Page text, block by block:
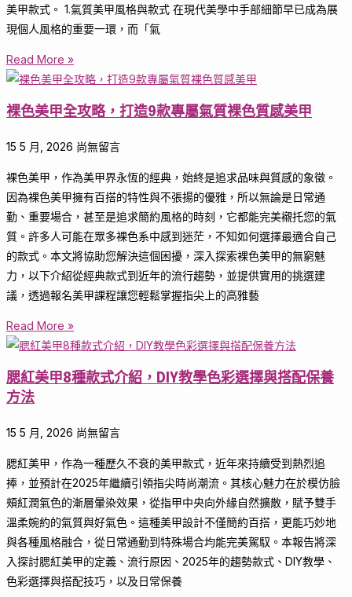
美甲款式。 1.氣質美甲風格與款式 在現代美學中手部細節早已成為展
現個人風格的重要一環，而「氣
Read More »
裸色美甲全攻略，打造9款專屬氣質裸色質感美甲
15 5 月, 2026 尚無留言
裸色美甲，作為美甲界永恆的經典，始終是追求品味與質感的象徵。
因為裸色美甲擁有百搭的特性與不張揚的優雅，所以無論是日常通
勤、重要場合，甚至是追求簡約風格的時刻，它都能完美襯托您的氣
質。許多人可能在眾多裸色系中感到迷茫，不知如何選擇最適合自己
的款式。本文將協助您解決這個困擾，深入探索裸色美甲的無窮魅
力，以下介紹從經典款式到近年的流行趨勢，並提供實用的挑選建
議，透過報名美甲課程讓您輕鬆掌握指尖上的高雅藝
Read More »
腮紅美甲8種款式介紹，DIY教學色彩選擇與搭配保養
方法
15 5 月, 2026 尚無留言
腮紅美甲，作為一種歷久不衰的美甲款式，近年來持續受到熱烈追
捧，並預計在2025年繼續引領指尖時尚潮流。其核心魅力在於模仿臉
頰紅潤氣色的漸層暈染效果，從指甲中央向外緣自然擴散，賦予雙手
溫柔婉約的氣質與好氣色。這種美甲設計不僅簡約百搭，更能巧妙地
與各種風格融合，從日常通勤到特殊場合均能完美駕馭。本報告將深
入探討腮紅美甲的定義、流行原因、2025年的趨勢款式、DIY教學、
色彩選擇與搭配技巧，以及日常保養